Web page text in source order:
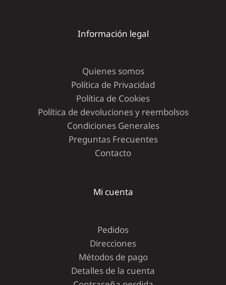
Información legal
Quienes somos
Política de Privacidad
Política de Cookies
Política de devoluciones y reembolsos
Condiciones Generales
Preguntas Frecuentes
Contacto
Mi cuenta
Pedidos
Direcciones
Métodos de pago
Detalles de la cuenta